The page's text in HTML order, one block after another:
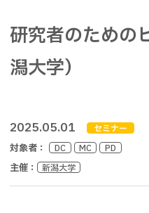
研究者のための
潟大学）
2025.05.01 セミナー
対象者： DC MC PD
主催： 新潟大学